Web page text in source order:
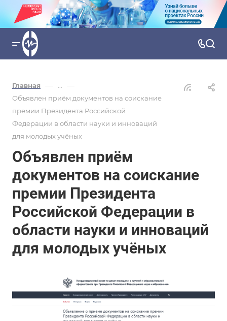
Главная — ... —
Объявлен приём документов на соискание
премии Президента Российской
Федерации в области науки и инноваций
для молодых учёных
Объявлен приём
документов на соискание
премии Президента
Российской Федерации в
области науки и инноваций
для молодых учёных